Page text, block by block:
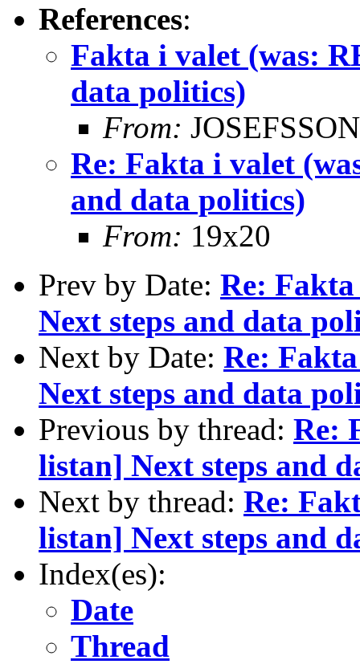
References:
Fakta i valet (was:
data politics)
From:
Re: Fakta i valet
and data politics)
From: 19x20
Prev by Date: Re:
Next steps and data
Next by Date: Re:
Next steps and data
Previous by thread: Re:
listan] Next steps and
Next by thread: Re:
listan] Next steps and
Index(es):
Date
Thread